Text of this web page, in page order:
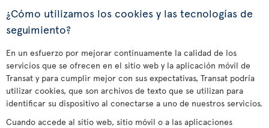
¿Cómo utilizamos los cookies y las tecnologías de
seguimiento?
En un esfuerzo por mejorar continuamente la calidad de los
servicios que se ofrecen en el sitio web y la aplicación móvil de
Transat y para cumplir mejor con sus expectativas, Transat podría
utilizar cookies, que son archivos de texto que se utilizan para
identificar su dispositivo al conectarse a uno de nuestros servicios.
Cuando accede al sitio web, sitio móvil o a las aplicaciones